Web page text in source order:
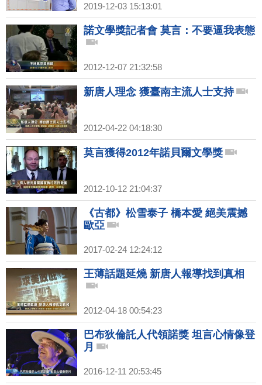
2019-12-03 15:13:01
諾文學獎記者會 莫言：不要逼我表態
2012-12-07 21:32:58
新唐人理念 獲臺南主流人士支持
2012-04-22 04:18:30
莫言獲得2012年諾貝爾文學獎
2012-10-12 21:04:37
《古都》松雪泰子 橋本愛 絕美震撼
歐亞
2017-02-24 12:24:12
王薄話題延燒 新唐人報導找到真相
2012-04-18 00:54:23
巴布狄倫託人代領諾獎 坦言心情像登
月
2016-12-11 20:53:45